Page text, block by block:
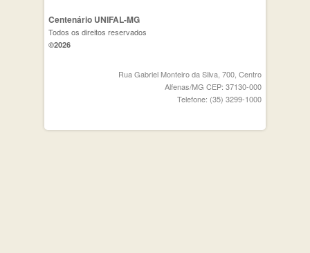
Centenário UNIFAL-MG
Todos os direitos reservados
©2026
Rua Gabriel Monteiro da Silva, 700, Centro
Alfenas/MG CEP: 37130-000
Telefone: (35) 3299-1000